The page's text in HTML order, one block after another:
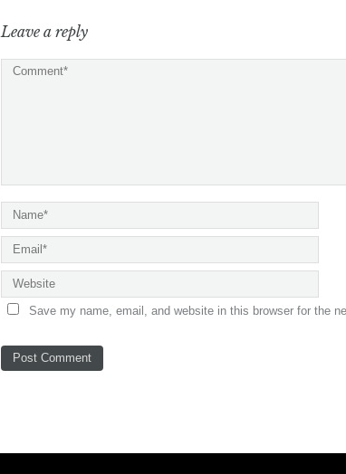
Leave a reply
Save my name, email, and website in this browser for the